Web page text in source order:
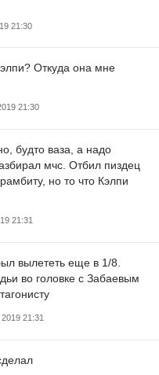
21:30
Откуда она мне
21:30
будто ваза, а надо
мчс. Отбил пиздец
но то что Кэлпи
21:31
вылететь еще в 1/8.
во головке с Забаевым
21:31